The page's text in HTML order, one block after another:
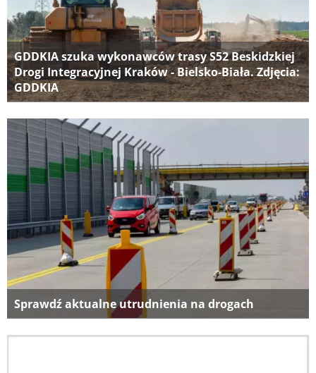
GDDKIA szuka wykonawców trasy S52 Beskidzkiej
Drogi Integracyjnej Kraków - Bielsko-Biała. Zdjęcia:
GDDKIA
Sprawdź aktualne utrudnienia na drogach